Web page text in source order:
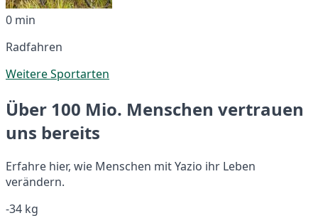
0 min
Radfahren
Weitere Sportarten
Über 100 Mio. Menschen vertrauen
uns bereits
Erfahre hier, wie Menschen mit Yazio ihr Leben
verändern.
-34 kg